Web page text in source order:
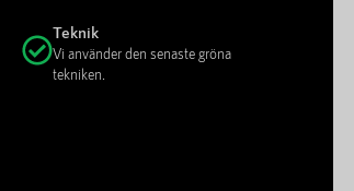
Teknik
Vi använder den senaste gröna
tekniken.